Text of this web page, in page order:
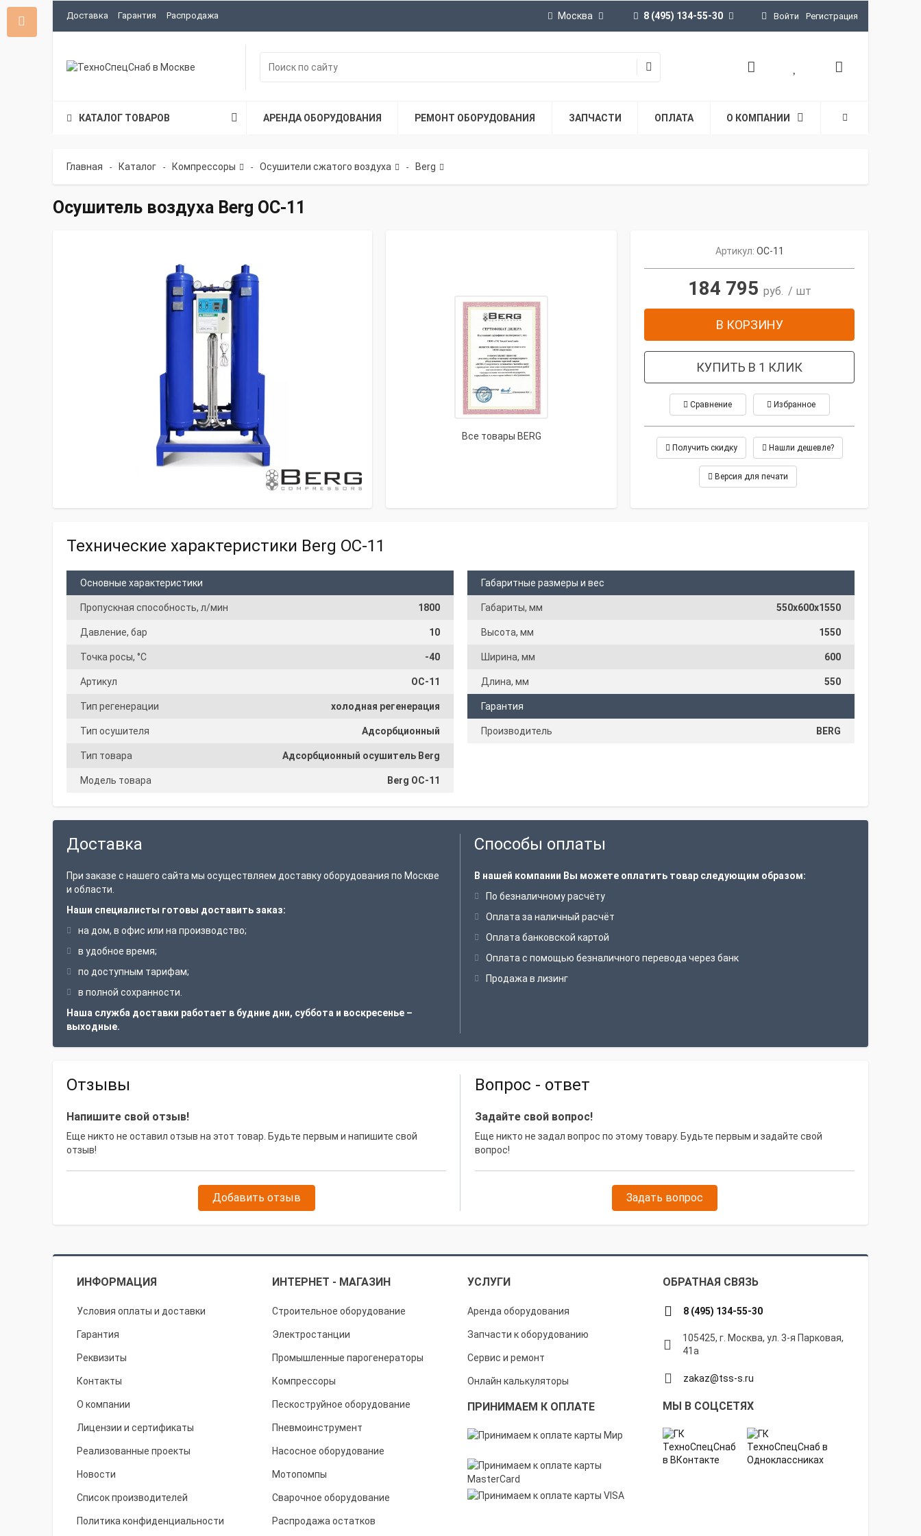
Доставка Гарантия Распродажа Москва 8 (495) 134-55-30 Войти Регистрация
КАТАЛОГ ТОВАРОВ АРЕНДА ОБОРУДОВАНИЯ РЕМОНТ ОБОРУДОВАНИЯ ЗАПЧАСТИ ОПЛАТА О КОМПАНИИ
Главная - Каталог - Компрессоры - Осушители сжатого воздуха - Berg
Осушитель воздуха Berg ОС-11
Все товары BERG
Артикул: ОС-11
184 795 руб. / шт
В КОРЗИНУ
КУПИТЬ В 1 КЛИК
Сравнение Избранное
Получить скидку Нашли дешевле?
Версия для печати
Технические характеристики Berg ОС-11
Основные характеристики
Пропускная способность, л/мин 1800
Давление, бар 10
Точка росы, °C -40
Артикул ОС-11
Тип регенерации холодная регенерация
Тип осушителя Адсорбционный
Тип товара Адсорбционный осушитель Berg
Модель товара Berg ОС-11
Габаритные размеры и вес
Габариты, мм 550х600х1550
Высота, мм 1550
Ширина, мм 600
Длина, мм 550
Гарантия
Производитель BERG
Доставка
При заказе с нашего сайта мы осуществляем доставку оборудования по Москве
и области.
Наши специалисты готовы доставить заказ:
на дом, в офис или на производство;
в удобное время;
по доступным тарифам;
в полной сохранности.
Наша служба доставки работает в будние дни, суббота и воскресенье –
выходные.
Способы оплаты
В нашей компании Вы можете оплатить товар следующим образом:
По безналичному расчёту
Оплата за наличный расчёт
Оплата банковской картой
Оплата с помощью безналичного перевода через банк
Продажа в лизинг
Отзывы
Напишите свой отзыв!
Еще никто не оставил отзыв на этот товар. Будьте первым и напишите свой
отзыв!
Добавить отзыв
Вопрос - ответ
Задайте свой вопрос!
Еще никто не задал вопрос по этому товару. Будьте первым и задайте свой
вопрос!
Задать вопрос
ИНФОРМАЦИЯ ИНТЕРНЕТ - МАГАЗИН УСЛУГИ ОБРАТНАЯ СВЯЗЬ
Условия оплаты и доставки
Гарантия
Реквизиты
Контакты
О компании
Лицензии и сертификаты
Реализованные проекты
Новости
Список производителей
Политика конфиденциальности
Строительное оборудование
Электростанции
Промышленные парогенераторы
Компрессоры
Пескоструйное оборудование
Пневмоинструмент
Насосное оборудование
Мотопомпы
Сварочное оборудование
Распродажа остатков
Аренда оборудования
Запчасти к оборудованию
Сервис и ремонт
Онлайн калькуляторы
ПРИНИМАЕМ К ОПЛАТЕ
8 (495) 134-55-30
105425, г. Москва, ул. 3-я Парковая,
41а
zakaz@tss-s.ru
МЫ В СОЦСЕТЯХ